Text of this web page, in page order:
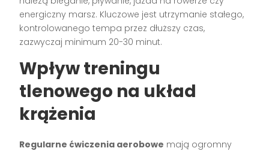
energiczny marsz. Kluczowe jest utrzymanie stałego,
kontrolowanego tempa przez dłuższy czas,
zazwyczaj minimum 20-30 minut.
Wpływ treningu
tlenowego na układ
krążenia
Regularne ćwiczenia aerobowe mają ogromny